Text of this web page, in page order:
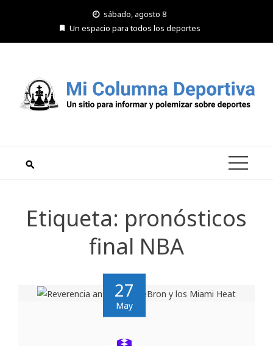
sábado, agosto 8
Un espacio para todos los deportes
Etiqueta: pronósticos
final NBA
27
May